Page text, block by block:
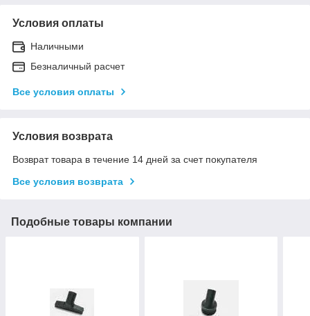
Условия оплаты
Наличными
Безналичный расчет
Все условия оплаты
Условия возврата
Возврат товара в течение 14 дней за счет покупателя
Все условия возврата
Подобные товары компании